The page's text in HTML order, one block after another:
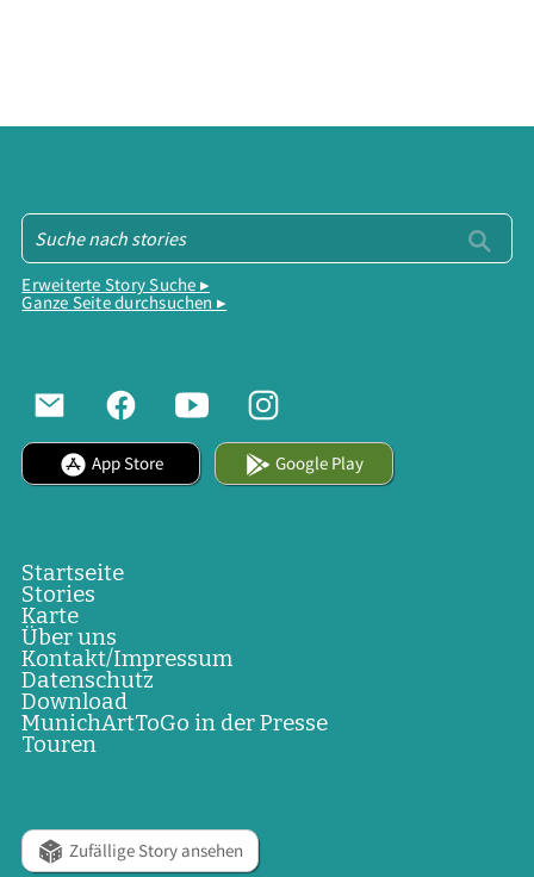
Erweiterte Story Suche ▸
Ganze Seite durchsuchen ▸
App Store Google Play
Startseite
Stories
Karte
Über uns
Kontakt/Impressum
Datenschutz
Download
MunichArtToGo in der Presse
Touren
Zufällige Story ansehen